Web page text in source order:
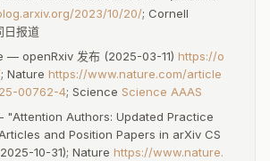
不确定性和值得关注的后续进展。
2023/10/20/; Cornell
报道
— openRxiv 发布 (2025-03-11) https://o
; Nature https://www.nature.com/article
00762-4; Science Science AAAS
"Attention Authors: Updated Practice
and Position Papers in arXiv CS
10-31); Nature https://www.nature.